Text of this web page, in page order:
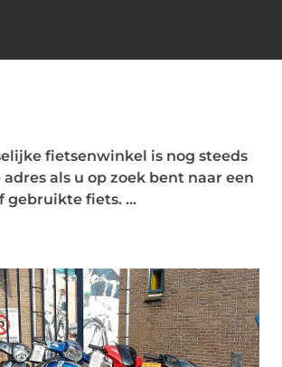
fietsenwinkel is nog steeds
als u op zoek bent naar een
gebruikte fiets. ...